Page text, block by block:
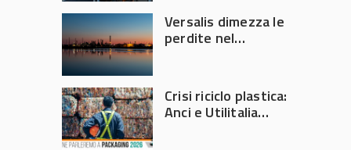
Versalis dimezza le
perdite nel
Crisi riciclo plastica:
Anci e Utilitalia